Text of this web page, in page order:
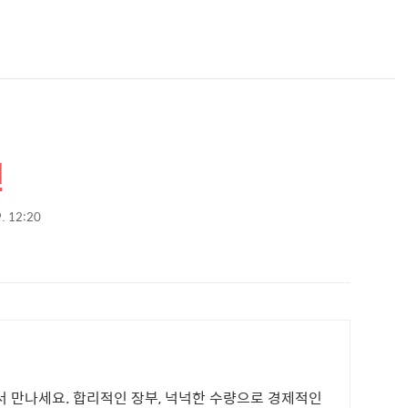
12:20
나세요. 합리적인 장부, 넉넉한 수량으로 경제적인